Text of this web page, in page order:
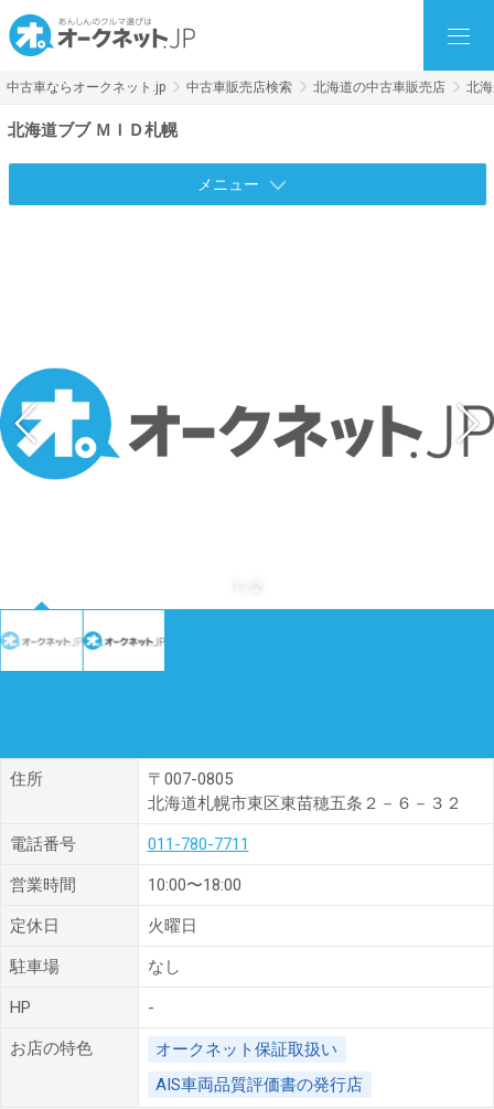
中古車ならオークネット.jp 中古車販売店検索 北海道の中古車販売店 北
北海道ブブ ＭＩＤ札幌
メニュー
住所
〒007-0805
北海道札幌市東区東苗穂五条２－６－３２
電話番号 011-780-7711
営業時間 10:00〜18:00
定休日 火曜日
駐車場 なし
HP -
お店の特色
オークネット保証取扱い
AIS車両品質評価書の発行店